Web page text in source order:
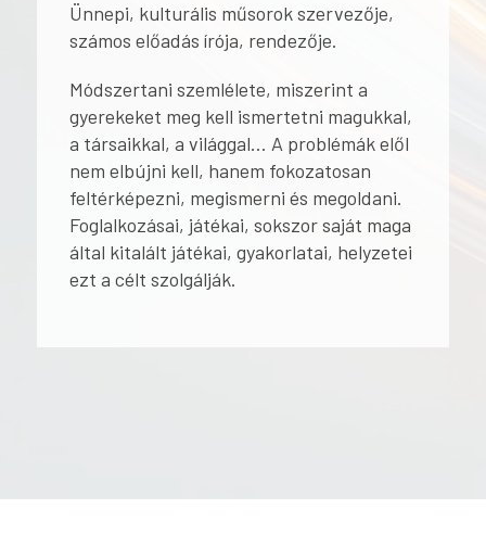
Ünnepi, kulturális műsorok szervezője,
számos előadás írója, rendezője.
Módszertani szemlélete, miszerint a
gyerekeket meg kell ismertetni magukkal,
a társaikkal, a világgal… A problémák elől
nem elbújni kell, hanem fokozatosan
feltérképezni, megismerni és megoldani.
Foglalkozásai, játékai, sokszor saját maga
által kitalált játékai, gyakorlatai, helyzetei
ezt a célt szolgálják.